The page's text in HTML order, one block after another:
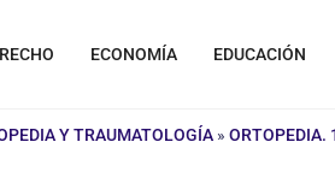
ECONOMÍA EDUCACIÓN
Y TRAUMATOLOGÍA » ORTOPEDIA.